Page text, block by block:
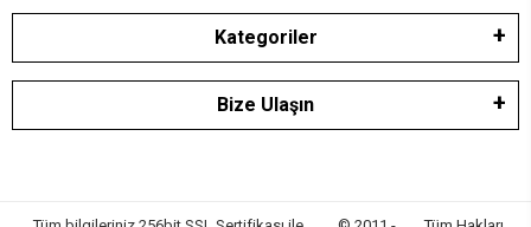
Kategoriler
Bize Ulaşın